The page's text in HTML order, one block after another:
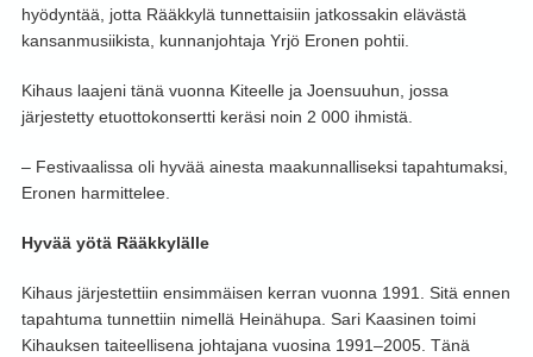
hyödyntää, jotta Rääkkylä tunnettaisiin jatkossakin elävästä
kansanmusiikista, kunnanjohtaja Yrjö Eronen pohtii.
Kihaus laajeni tänä vuonna Kiteelle ja Joensuuhun, jossa
järjestetty etuottokonsertti keräsi noin 2 000 ihmistä.
– Festivaalissa oli hyvää ainesta maakunnalliseksi tapahtumaksi,
Eronen harmittelee.
Hyvää yötä Rääkkylälle
Kihaus järjestettiin ensimmäisen kerran vuonna 1991. Sitä ennen
tapahtuma tunnettiin nimellä Heinähupa. Sari Kaasinen toimi
Kihauksen taiteellisena johtajana vuosina 1991–2005. Tänä